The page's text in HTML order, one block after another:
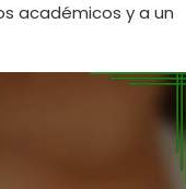
académicos y a un